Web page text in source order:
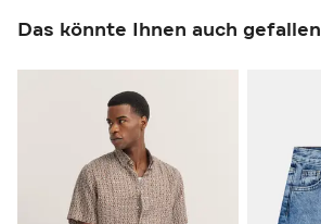
Das könnte Ihnen auch gefallen